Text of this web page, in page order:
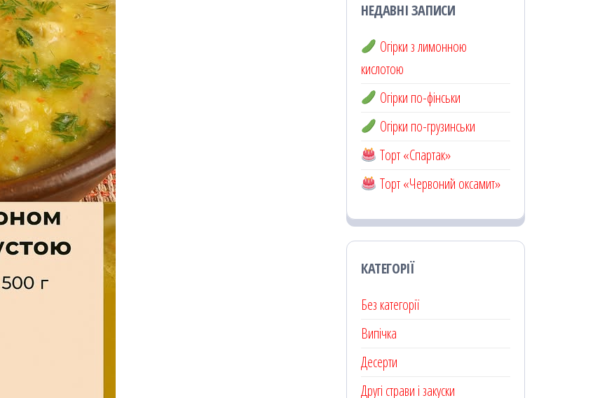
НЕДАВНІ ЗАПИСИ
Огірки з лимонною
кислотою
Огірки по-фінськи
Огірки по-грузинськи
Торт «Спартак»
Торт «Червоний оксамит»
КАТЕГОРІЇ
Без категорії
Випічка
Десерти
Другі страви і закуски